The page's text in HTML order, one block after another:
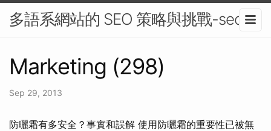
多語系網站的 SEO 策略與挑戰-seo
Marketing (298)
Sep 29, 2013
防曬霜有多安全？事實和誤解 使用防曬霜的重要性已被無